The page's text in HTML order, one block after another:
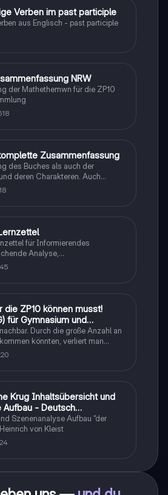
Verben im past participle
aus Englisch - past participle
NRW
der Mathethemwn für die ZP10
Zusammenfassung
des Buches als auch der
deren Charakteren. Auch
ohne KI erstellt
für Informierendes
Analyse,
die ZP10 können musst!
für Gymnasium und
Durch die große Anzahl an
könnten, verliert man
Also habe ich von den kleinsten
den größten alles
Krug Inhaltsübersicht und
Aufbau - Deutsch
Szenenanalyse Aufbau “der
von Kleist